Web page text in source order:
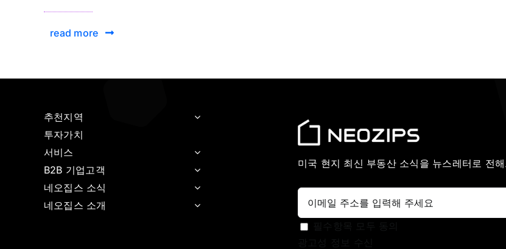
read more
추천지역
투자가치
서비스
B2B 기업고객
네오집스 소식
네오집스 소개
미국 현지 최신 부동산 소식을 뉴스레터로 전